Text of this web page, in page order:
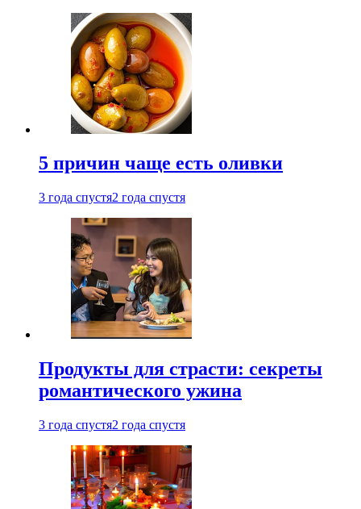
5 причин чаще есть оливки
3 года спустя2 года спустя
Продукты для страсти: секреты
романтического ужина
3 года спустя2 года спустя